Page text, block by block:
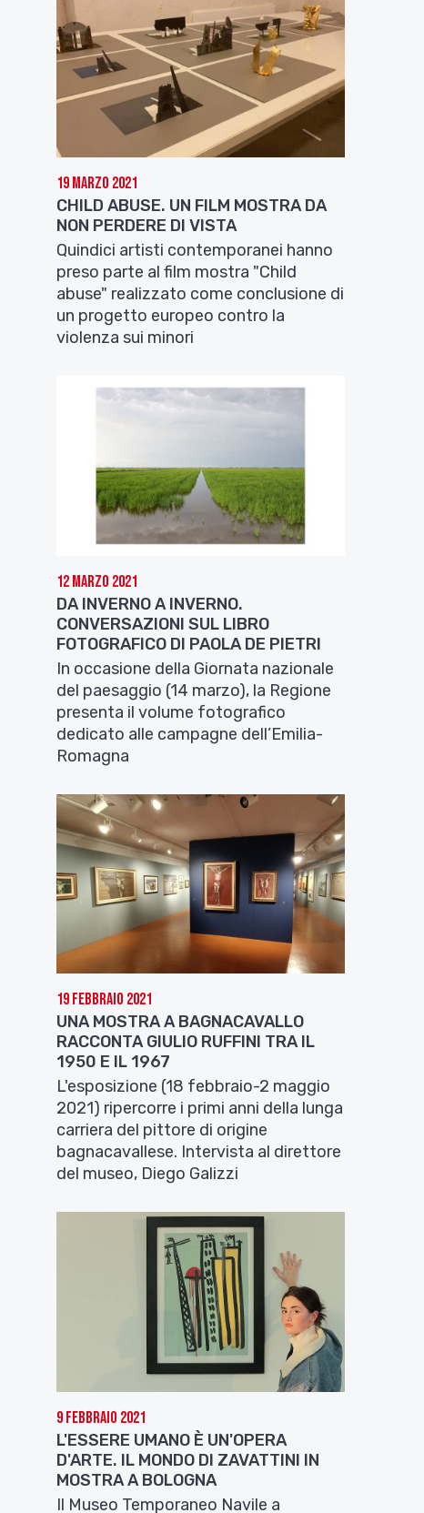
19 Marzo 2021
CHILD ABUSE. UN FILM MOSTRA DA
NON PERDERE DI VISTA
Quindici artisti contemporanei hanno
preso parte al film mostra "Child
abuse" realizzato come conclusione di
un progetto europeo contro la
violenza sui minori
12 Marzo 2021
DA INVERNO A INVERNO.
CONVERSAZIONI SUL LIBRO
FOTOGRAFICO DI PAOLA DE PIETRI
In occasione della Giornata nazionale
del paesaggio (14 marzo), la Regione
presenta il volume fotografico
dedicato alle campagne dell’Emilia-
Romagna
19 Febbraio 2021
UNA MOSTRA A BAGNACAVALLO
RACCONTA GIULIO RUFFINI TRA IL
1950 E IL 1967
L'esposizione (18 febbraio-2 maggio
2021) ripercorre i primi anni della lunga
carriera del pittore di origine
bagnacavallese. Intervista al direttore
del museo, Diego Galizzi
9 Febbraio 2021
L'ESSERE UMANO È UN'OPERA
D'ARTE. IL MONDO DI ZAVATTINI IN
MOSTRA A BOLOGNA
Il Museo Temporaneo Navile a